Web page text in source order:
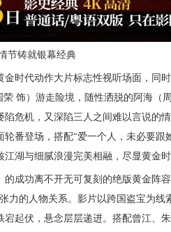
节铸就银幕经典
金时代动作大片标志性视听场面，同
荣 饰）游走险境，随性洒脱的阿海（
危机，又深陷三人之间难以言说的
轮番登场，搭配“爱一个人，未必要跟
湖与细腻浪漫完美相融，尽显黄金
的成功离不开无可复刻的绝版黄金阵
力的人物关系。影片以跨国盗宝为线
宕起伏，悬念层层递进。 搭配曾江、